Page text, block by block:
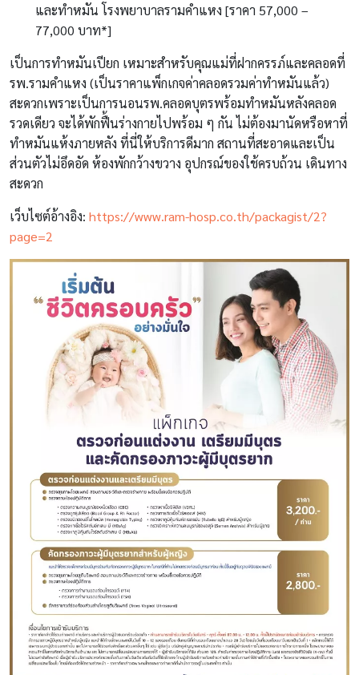
และทำหมัน โรงพยาบาลรามคำแหง [ราคา 57,000 –
77,000 บาท*]
เป็นการทำหมันเปียก เหมาะสำหรับคุณแม่ที่ฝากครรภ์และคลอดที่
รพ.รามคำแหง (เป็นราคาแพ็กเกจค่าคลอดรวมค่าทำหมันแล้ว)
สะดวกเพราะเป็นการนอนรพ.คลอดบุตรพร้อมทำหมันหลังคลอด
รวดเดียว จะได้พักฟื้นร่างกายไปพร้อม ๆ กัน ไม่ต้องมานัดหรือหาที่
ทำหมันแห้งภายหลัง ที่นี่ให้บริการดีมาก สถานที่สะอาดและเป็น
ส่วนตัวไม่อึดอัด ห้องพักกว้างขวาง อุปกรณ์ของใช้ครบถ้วน เดินทาง
สะดวก
เว็บไซต์อ้างอิง: https://www.ram-hosp.co.th/packagist/2?
page=2